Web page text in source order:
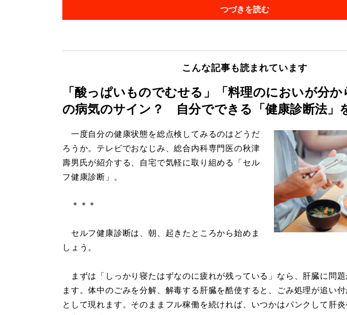
つづきを読む
こんな記事も読まれています
「酸っぱいものでむせる」「料理のにおいが分
の病気のサイン？ 自分でできる「健康診断法」
一度自分の健康状態を総点検してみるのはどうだ
ろうか。テレビでおなじみ、総合内科専門医の秋津
壽男氏が紹介する、自宅で気軽に取り組める「セル
フ健康診断」。
＊＊＊
セルフ健康診断は、朝、起きたところから始めま
しょう。
まずは「しっかり寝たはずなのに疲れが残っている」なら、肝臓に問題
ます。体中のごみを分解、解毒する肝臓を酷使すると、ごみ処理が追い
として現れます。そのままフル稼働を続ければ、いつかはパンクして肝